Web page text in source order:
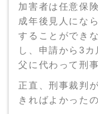
加害者は任意保
成年後見人にな
することができ
し、申請から3カ
父に代わって刑
正直、刑事裁判
きればよかった